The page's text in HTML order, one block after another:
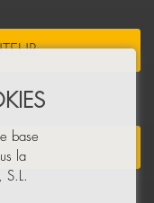
base
la
S.L.